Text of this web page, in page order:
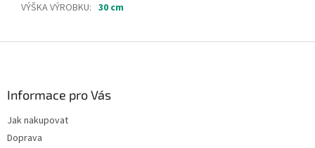
VÝŠKA VÝROBKU: 30 cm
Informace pro Vás
Jak nakupovat
Doprava